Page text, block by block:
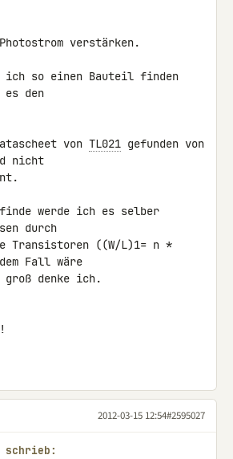
verstärken.
ich so einen Bauteil finden
es den
von TL021 gefunden von
nicht
werde ich es selber
durch
Transistoren ((W/L)1= n *
Fall wäre
groß denke ich.
2012-03-15 12:54#2595027
schrieb: